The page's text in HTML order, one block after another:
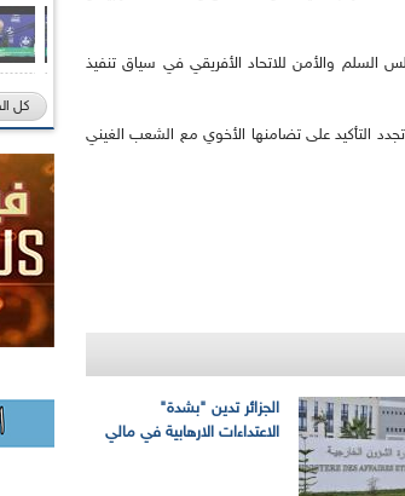
والأمن للاتحاد الأفريقي في سياق تنفيذ
التأكيد على تضامنها الأخوي مع الشعب الغيني
الجزائر تدين "بشدة"
الاعتداءات الارهابية في مالي
كل